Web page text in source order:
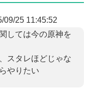
09/25 11:45:52
しては今の原神を
スタレほどじゃな
やりたい